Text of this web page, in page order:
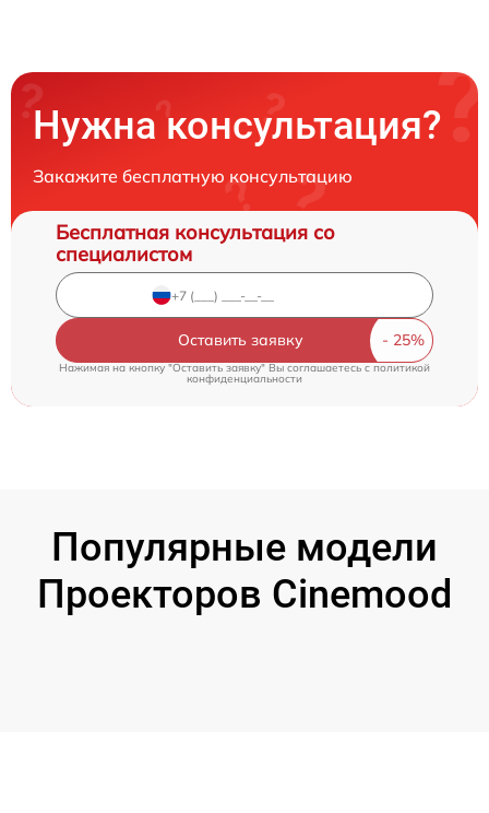
Нужна консультация?
Закажите бесплатную консультацию
Бесплатная консультация со
специалистом
Оставить заявку
Нажимая на кнопку "Оставить заявку" Вы соглашаетесь cполитикой
конфиденциальности
Популярные модели
Проекторов Cinemood